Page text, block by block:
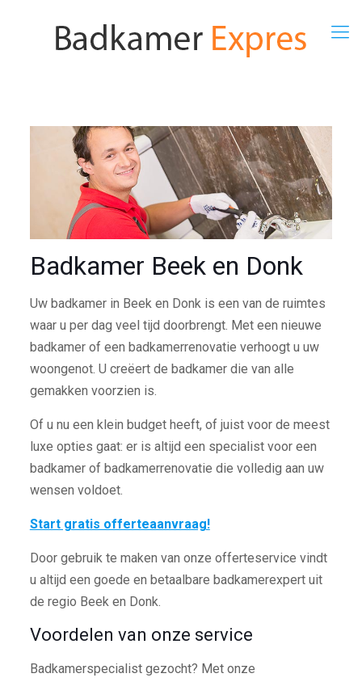
Badkamer Beek en Donk
Uw badkamer in Beek en Donk is een van de ruimtes
waar u per dag veel tijd doorbrengt. Met een nieuwe
badkamer of een badkamerrenovatie verhoogt u uw
woongenot. U creëert de badkamer die van alle
gemakken voorzien is.
Of u nu een klein budget heeft, of juist voor de meest
luxe opties gaat: er is altijd een specialist voor een
badkamer of badkamerrenovatie die volledig aan uw
wensen voldoet.
Start gratis offerteaanvraag!
Door gebruik te maken van onze offerteservice vindt
u altijd een goede en betaalbare badkamerexpert uit
de regio Beek en Donk.
Voordelen van onze service
Badkamerspecialist gezocht? Met onze